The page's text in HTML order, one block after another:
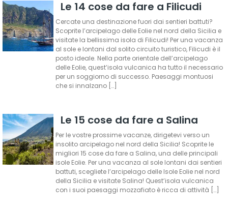
Le 14 cose da fare a Filicudi
Cercate una destinazione fuori dai sentieri battuti?
Scoprite l’arcipelago delle Eolie nel nord della Sicilia e
visitate la bellissima isola di Filicudi! Per una vacanza
al sole e lontani dal solito circuito turistico, Filicudi è il
posto ideale. Nella parte orientale dell’arcipelago
delle Eolie, quest’isola vulcanica ha tutto il necessario
per un soggiorno di successo. Paesaggi montuosi
che si innalzano […]
Le 15 cose da fare a Salina
Per le vostre prossime vacanze, dirigetevi verso un
insolito arcipelago nel nord della Sicilia! Scoprite le
migliori 15 cose da fare a Salina, una delle principali
isole Eolie. Per una vacanza al sole lontani dai sentieri
battuti, scegliete l’arcipelago delle Isole Eolie nel nord
della Sicilia e visitate Salina! Quest’isola vulcanica
con i suoi paesaggi mozzafiato è ricca di attività […]